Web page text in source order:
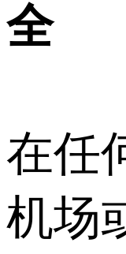
全
在任
机场